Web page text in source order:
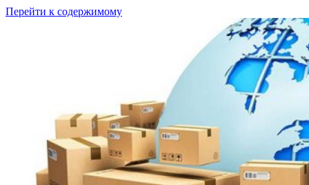
Перейти к содержимому